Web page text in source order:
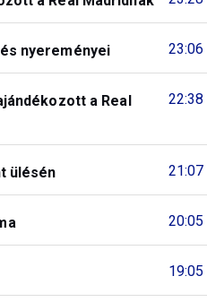
23:06
nyereményei
22:38
a Real
21:07
ülésén
20:05
19:05